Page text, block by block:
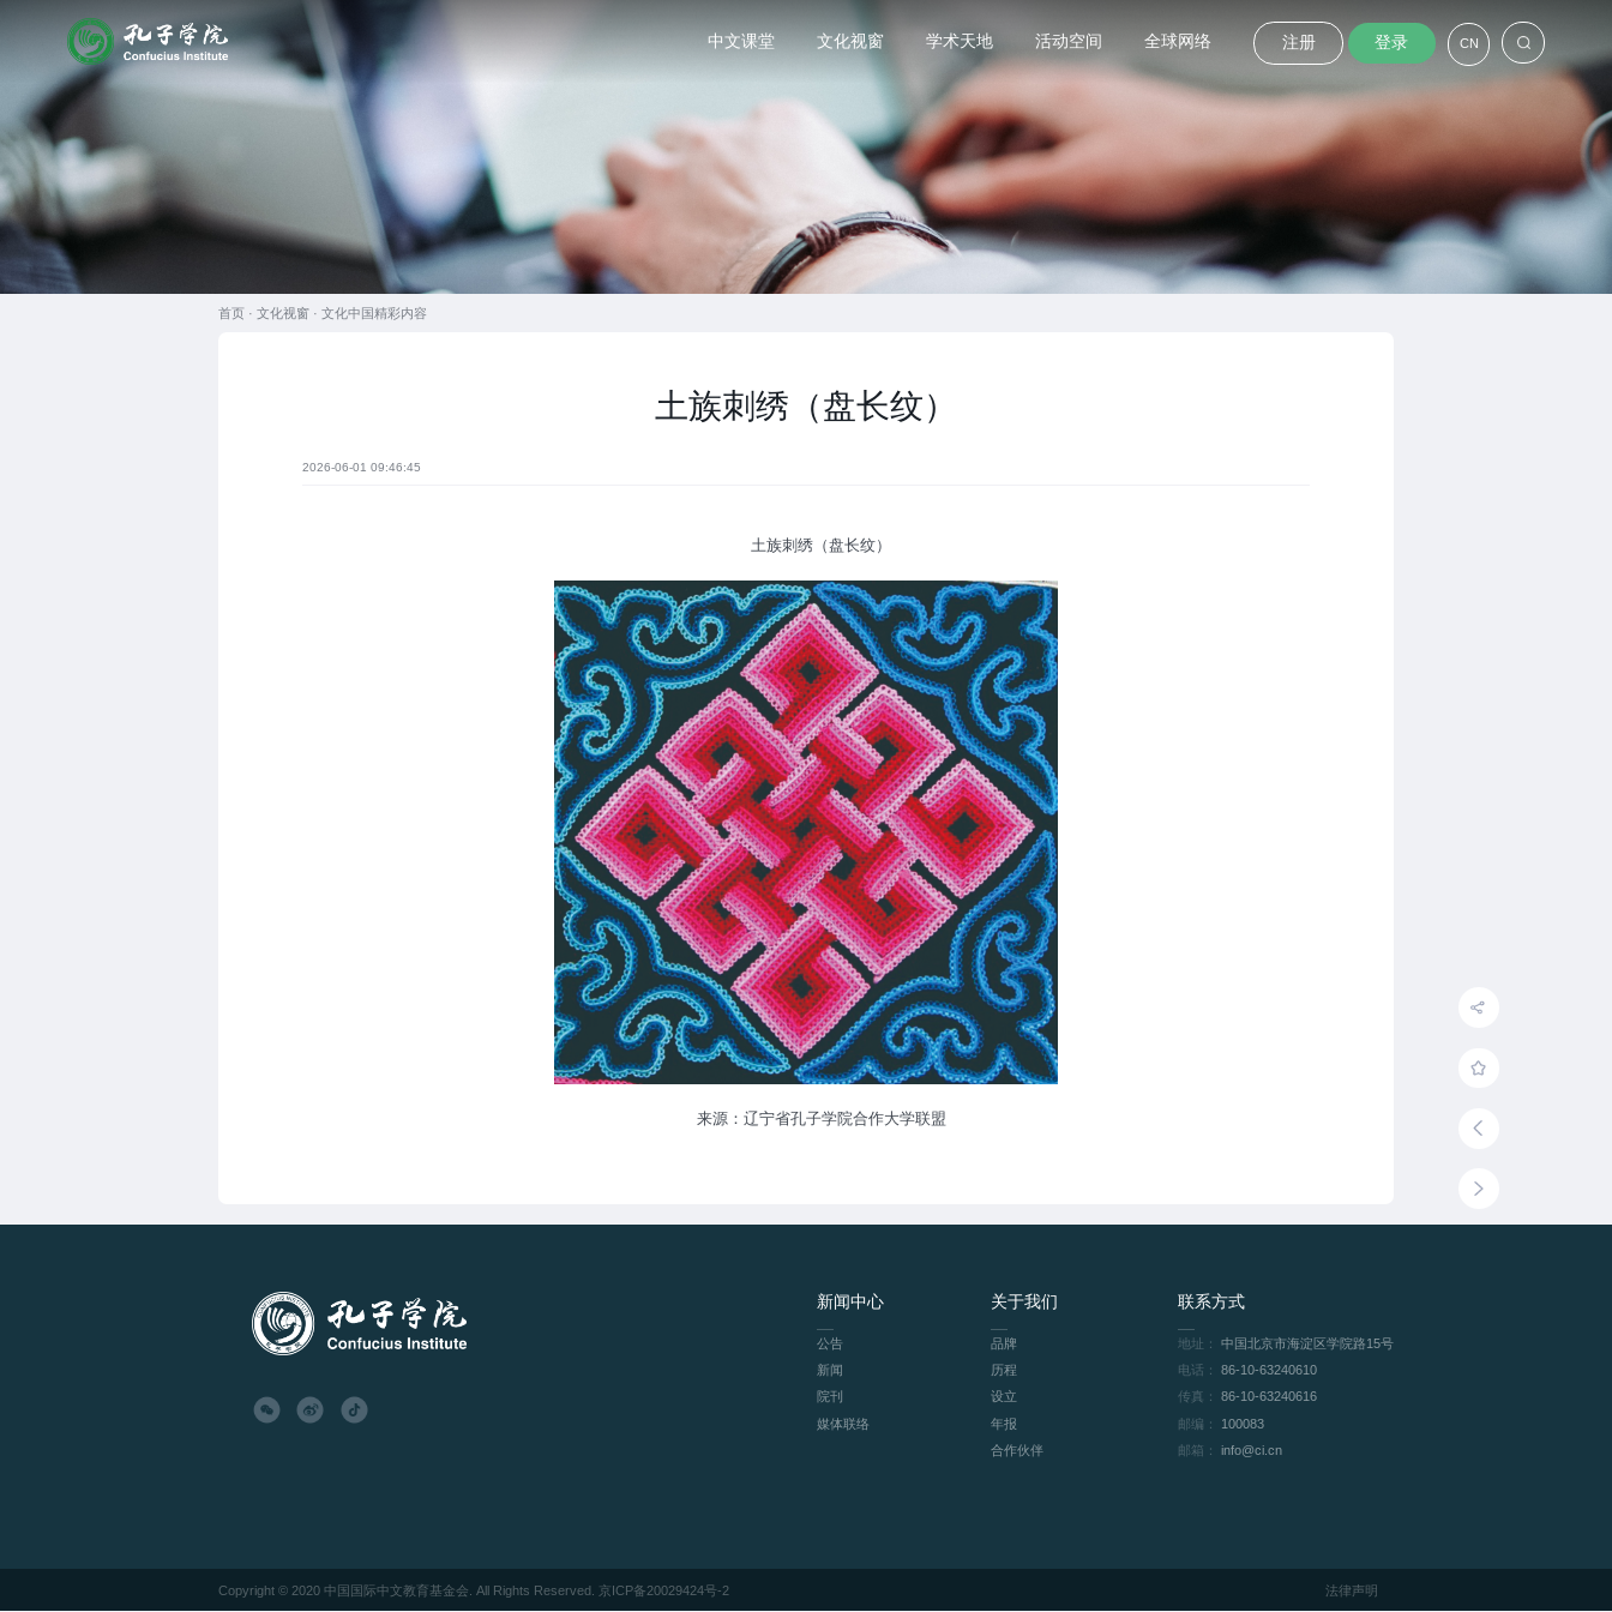
中文课堂 文化视窗 学术天地 活动空间 全球网络 注册 登录 CN
首页 · 文化视窗 · 文化中国精彩内容
土族刺绣（盘长纹）
2026-06-01 09:46:45
土族刺绣（盘长纹）
来源：辽宁省孔子学院合作大学联盟
新闻中心
公告
新闻
院刊
媒体联络
关于我们
品牌
历程
设立
年报
合作伙伴
联系方式
地址：
中国北京市海淀区学院路15号
电话：
86-10-63240610
传真：
86-10-63240616
邮编：
100083
邮箱：
info@ci.cn
Copyright © 2020 中国国际中文教育基金会. All Rights Reserved. 京ICP备20029424号-2 法律声明